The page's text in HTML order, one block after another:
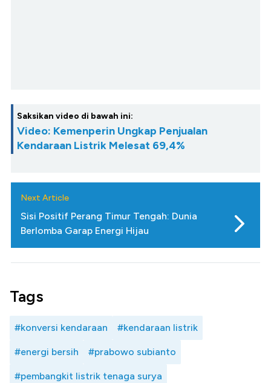
Saksikan video di bawah ini:
Video: Kemenperin Ungkap Penjualan
Kendaraan Listrik Melesat 69,4%
Next Article
Sisi Positif Perang Timur Tengah: Dunia
Berlomba Garap Energi Hijau
Tags
#konversi kendaraan #kendaraan listrik
#energi bersih #prabowo subianto
#pembangkit listrik tenaga surya